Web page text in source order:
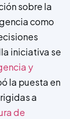
sobre la
como
iniciativa se
y
la puesta en
a
de